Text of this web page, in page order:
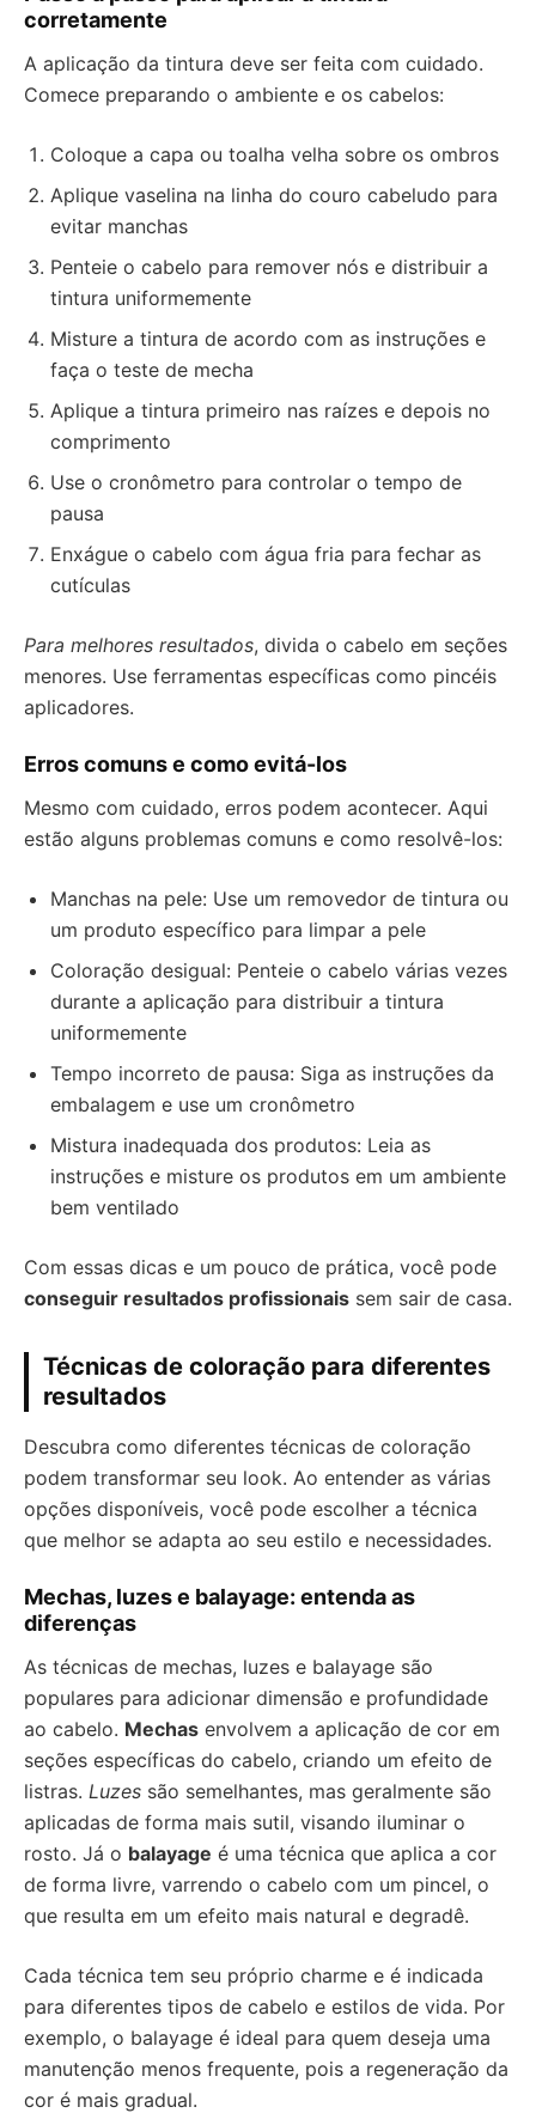
corretamente
A aplicação da tintura deve ser feita com cuidado.
Comece preparando o ambiente e os cabelos:
Coloque a capa ou toalha velha sobre os ombros
Aplique vaselina na linha do couro cabeludo para
evitar manchas
Penteie o cabelo para remover nós e distribuir a
tintura uniformemente
Misture a tintura de acordo com as instruções e
faça o teste de mecha
Aplique a tintura primeiro nas raízes e depois no
comprimento
Use o cronômetro para controlar o tempo de
pausa
Enxágue o cabelo com água fria para fechar as
cutículas
Para melhores resultados, divida o cabelo em seções
menores. Use ferramentas específicas como pincéis
aplicadores.
Erros comuns e como evitá-los
Mesmo com cuidado, erros podem acontecer. Aqui
estão alguns problemas comuns e como resolvê-los:
Manchas na pele: Use um removedor de tintura ou
um produto específico para limpar a pele
Coloração desigual: Penteie o cabelo várias vezes
durante a aplicação para distribuir a tintura
uniformemente
Tempo incorreto de pausa: Siga as instruções da
embalagem e use um cronômetro
Mistura inadequada dos produtos: Leia as
instruções e misture os produtos em um ambiente
bem ventilado
Com essas dicas e um pouco de prática, você pode
conseguir resultados profissionais sem sair de casa.
Técnicas de coloração para diferentes
resultados
Descubra como diferentes técnicas de coloração
podem transformar seu look. Ao entender as várias
opções disponíveis, você pode escolher a técnica
que melhor se adapta ao seu estilo e necessidades.
Mechas, luzes e balayage: entenda as
diferenças
As técnicas de mechas, luzes e balayage são
populares para adicionar dimensão e profundidade
ao cabelo. Mechas envolvem a aplicação de cor em
seções específicas do cabelo, criando um efeito de
listras. Luzes são semelhantes, mas geralmente são
aplicadas de forma mais sutil, visando iluminar o
rosto. Já o balayage é uma técnica que aplica a cor
de forma livre, varrendo o cabelo com um pincel, o
que resulta em um efeito mais natural e degradê.
Cada técnica tem seu próprio charme e é indicada
para diferentes tipos de cabelo e estilos de vida. Por
exemplo, o balayage é ideal para quem deseja uma
manutenção menos frequente, pois a regeneração da
cor é mais gradual.